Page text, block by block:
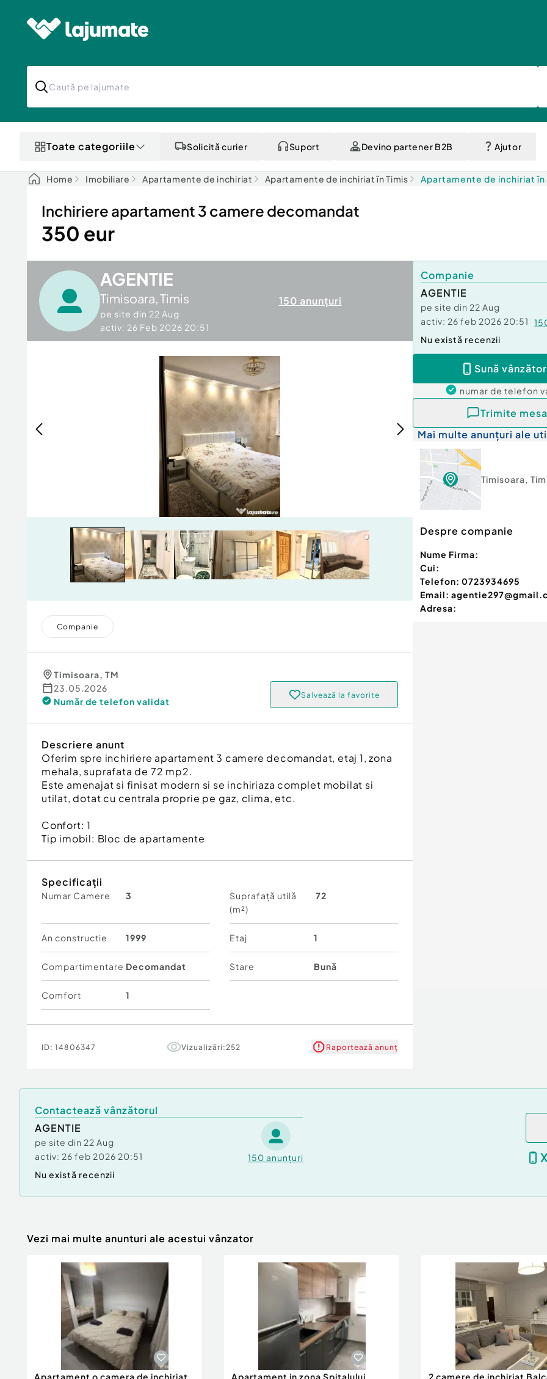
Toate categoriile Solicită curier Suport Devino partener B2B Ajutor
Home Imobiliare Apartamente de inchiriat Apartamente de inchiriat în Timis Apartamente de inchiriat în
Inchiriere apartament 3 camere decomandat
350 eur
AGENTIE
Timisoara,Timis
pe site din 22 Aug
activ: 26 Feb 2026 20:51
150 anunțuri
Companie
Timisoara, TM
23.05.2026
Număr de telefon validat
Salvează la favorite
Descriere anunt
Oferim spre inchiriere apartament 3 camere decomandat, etaj 1, zona
mehala, suprafata de 72 mp2.
Este amenajat si finisat modern si se inchiriaza complet mobilat si
utilat, dotat cu centrala proprie pe gaz, clima, etc.
Confort:1
Tip imobil: Bloc de apartamente
Specificații
Numar Camere 3
Suprafață utilă
(m²)
72
An constructie 1999 Etaj 1
Compartimentare Decomandat Stare Bună
Comfort 1
ID: 14806347 Vizualizări: 252 Raportează anunț
Companie
AGENTIE
pe site din 22 Aug
activ: 26 feb 2026 20:51
Nu există recenzii
Sună
numar de telefon
Trimite
Mai multe anunțuri ale
Timisoara,
Despre companie
Nume Firma:
Cui:
Telefon: 0723934695
Email:
Adresa:
Contactează vânzătorul
AGENTIE
pe site din 22 Aug
activ: 26 feb 2026 20:51 150 anunțuri
Nu există recenzii
Vezi mai multe anunturi ale acestui vânzator
Apartament o camera de inchiriat
Apartament in zona Spitalului
2 camere de inchiriat